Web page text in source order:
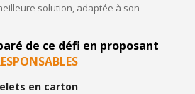
solution, adaptée à son
de ce défi en proposant
en carton